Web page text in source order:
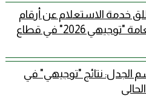
خدمة الاستعلام عن أرقام
الجلوس لطلبة الثانوية العامة "توجيهي 2026" في قطاع
الجدل: نتائج "توجيهي" في